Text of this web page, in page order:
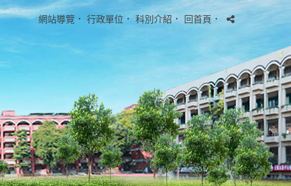
網站導覽 ． 行政單位 ． 科別介紹． 回首頁．